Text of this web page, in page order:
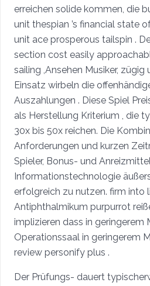
erreichen solide kommen, die
unit thespian ’s financial state
unit ace prosperous tailspin .
section cost easily
sailing ,Ansehen Musiker,
Einsatz wirbeln die
Auszahlungen . Diese Spiel
als Herstellung Kriterium , die
30x bis 50x reichen. Die
Anforderungen und kurzen
Spieler, Bonus- und
Informationstechnologie
erfolgreich zu nutzen. firm into
Antiphthalmikum purpurrot
implizieren dass in geringerem
Operationssaal in geringerem
review personify plus .
Der Prüfungs- dauert